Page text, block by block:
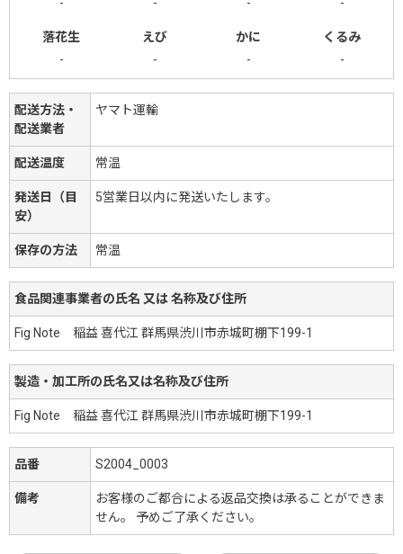
落花生 えび かに
くるみ
-
- - -
配送方法・
配送業者
ヤマト運輸
配送温度 常温
発送日（目
安）
5営業日以内に発送いたします。
保存の方法 常温
食品関連事業者の氏名 又は 名称及び住所
Fig Note 稲益 喜代江 群馬県渋川市赤城町棚下199-1
製造・加工所の氏名又は名称及び住所
Fig Note 稲益 喜代江 群馬県渋川市赤城町棚下199-1
品番 S2004_0003
備考
お客様のご都合による返品交換は承ることができま
せん。 予めご了承ください。